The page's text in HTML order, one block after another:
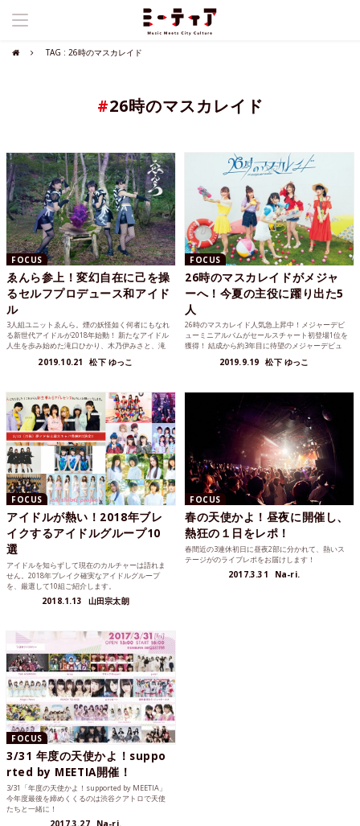
TAG : 26時のマスカレイド
#26時のマスカレイド
FOCUS
ゑんら参上！変幻自在に己を操
るセルフプロデュース和アイド
ル
3人組ユニットゑんら。煙の妖怪如く何者にもなれ
る新世代アイドルが2018年始動！ 新たなアイドル
人生を歩み始めた滝口ひかり、木乃伊みさと、滝
2019.10.21 松下 ゆっこ
FOCUS
26時のマスカレイドがメジャ
ーへ！今夏の主役に躍り出た5
人
26時のマスカレイド人気急上昇中！メジャーデビ
ューミニアルバムがセールスチャート初登場1位を
獲得！ 結成から約3年目に待望のメジャーデビュ
2019.9.19 松下 ゆっこ
FOCUS
アイドルが熱い！2018年ブレ
イクするアイドルグループ10
選
アイドルを知らずして現在のカルチャーは語れま
せん。2018年ブレイク確実なアイドルグループ
を、厳選して10組ご紹介します。
2018.1.13 山田宗太朗
FOCUS
春の天使かよ！昼夜に開催し、
熱狂の１日をレポ！
春間近の3連休初日に昼夜2部に分かれて、熱いス
テージがのライブレポをお届けします！
2017.3.31 Na-ri.
FOCUS
3/31 年度の天使かよ！suppo
rted by MEETIA開催！
3/31「年度の天使かよ！supported by MEETIA」
今年度最後を締めくくるのは渋谷クアトロで天使
たちと一緒に！
2017.3.27 Na-ri.